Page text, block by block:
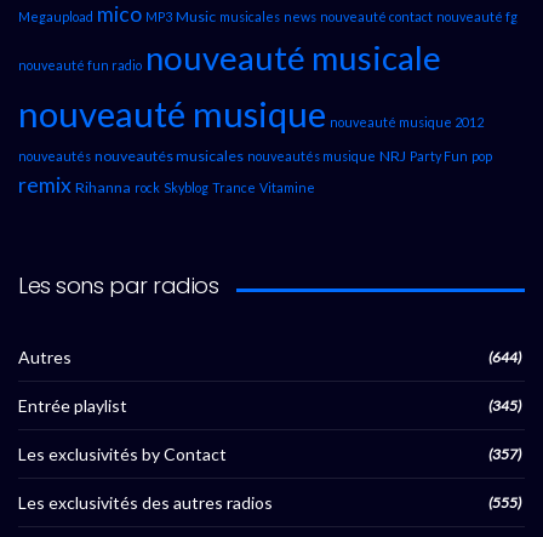
Megaupload mico MP3 Music musicales news nouveauté contact nouveauté fg
nouveauté fun radio nouveauté musicale
nouveauté musique nouveauté musique 2012
nouveautés nouveautés musicales nouveautés musique NRJ Party Fun pop
remix Rihanna rock Skyblog Trance Vitamine
Les sons par radios
Autres (644)
Entrée playlist (345)
Les exclusivités by Contact (357)
Les exclusivités des autres radios (555)